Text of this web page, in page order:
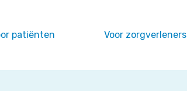
patiënten Voor zorgverleners